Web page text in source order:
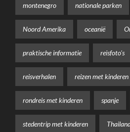
montenegro nationale parken
Noord Amerika oceanië
praktische informatie reisfoto's
reisverhalen reizen met kinderen
rondreis met kinderen spanje
stedentrip met kinderen